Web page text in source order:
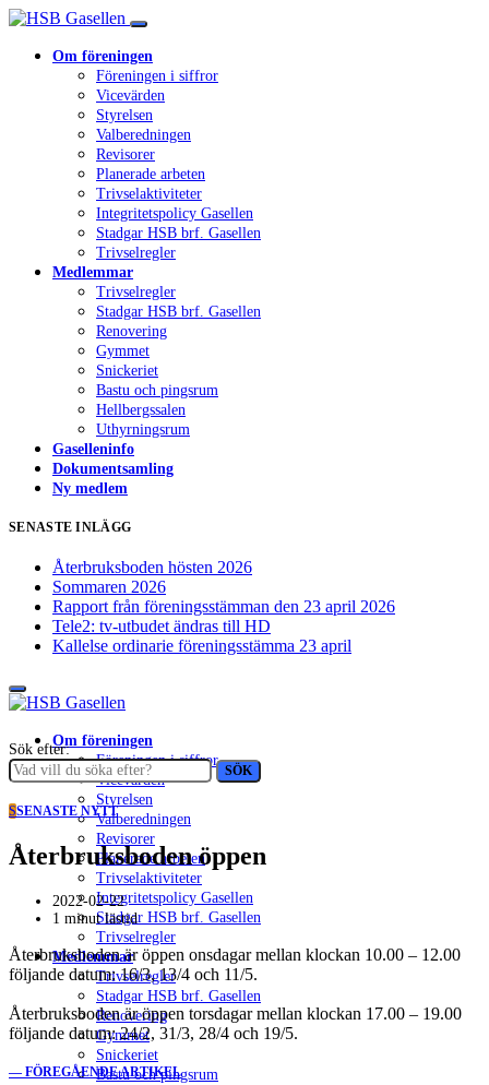
Om föreningen
Föreningen i siffror
Vicevärden
Styrelsen
Valberedningen
Revisorer
Planerade arbeten
Trivselaktiviteter
Integritetspolicy Gasellen
Stadgar HSB brf. Gasellen
Trivselregler
Medlemmar
Trivselregler
Stadgar HSB brf. Gasellen
Renovering
Gymmet
Snickeriet
Bastu och pingsrum
Hellbergssalen
Uthyrningsrum
Gaselleninfo
Dokumentsamling
Ny medlem
SENASTE INLÄGG
Återbruksboden hösten 2026
Sommaren 2026
Rapport från föreningsstämman den 23 april 2026
Tele2: tv-utbudet ändras till HD
Kallelse ordinarie föreningsstämma 23 april
Om föreningen
Föreningen i siffror
Vicevärden
Styrelsen
Valberedningen
Revisorer
Planerade arbeten
Trivselaktiviteter
Integritetspolicy Gasellen
Stadgar HSB brf. Gasellen
Trivselregler
Medlemmar
Trivselregler
Stadgar HSB brf. Gasellen
Renovering
Gymmet
Snickeriet
Bastu och pingsrum
Sök efter:
SÖK
SSENASTE NYTT
Återbruksboden öppen
2022-02-22
1 minut lästid
Återbruksboden är öppen onsdagar mellan klockan 10.00 – 12.00
följande datum: 16/3, 13/4 och 11/5.
Återbruksboden är öppen torsdagar mellan klockan 17.00 – 19.00
följande datum: 24/2, 31/3, 28/4 och 19/5.
— FÖREGÅENDE ARTIKEL